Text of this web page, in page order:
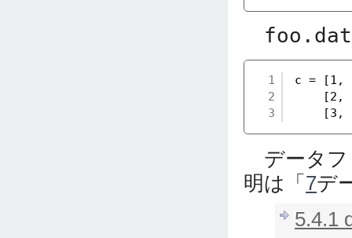
foo.dat
1
2
3
c = [1,
[2,
[3,
データフ
明は「 7デ
5.4.1